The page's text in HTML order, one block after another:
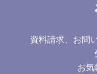
資料請求、お問
お気